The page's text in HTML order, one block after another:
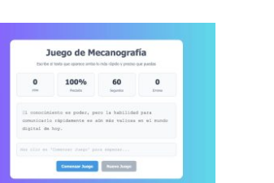
Juego de mecanografía